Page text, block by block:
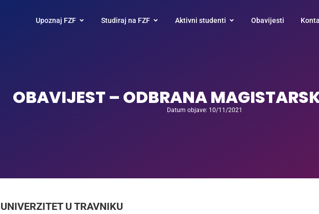
Upoznaj FZF Studiraj na FZF Aktivni studenti Obavijesti
OBAVIJEST – ODBRANA
Datum objave: 10/11/2021
UNIVERZITET U TRAVNIKU